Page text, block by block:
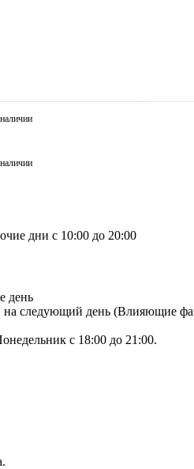
дни с 10:00 до 20:00
день
следующий день (Влияющие
с 18:00 до 21:00.